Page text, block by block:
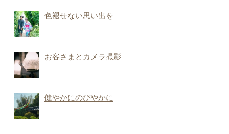
色褪せない思い出を
お客さまとカメラ撮影
健やかにのびやかに